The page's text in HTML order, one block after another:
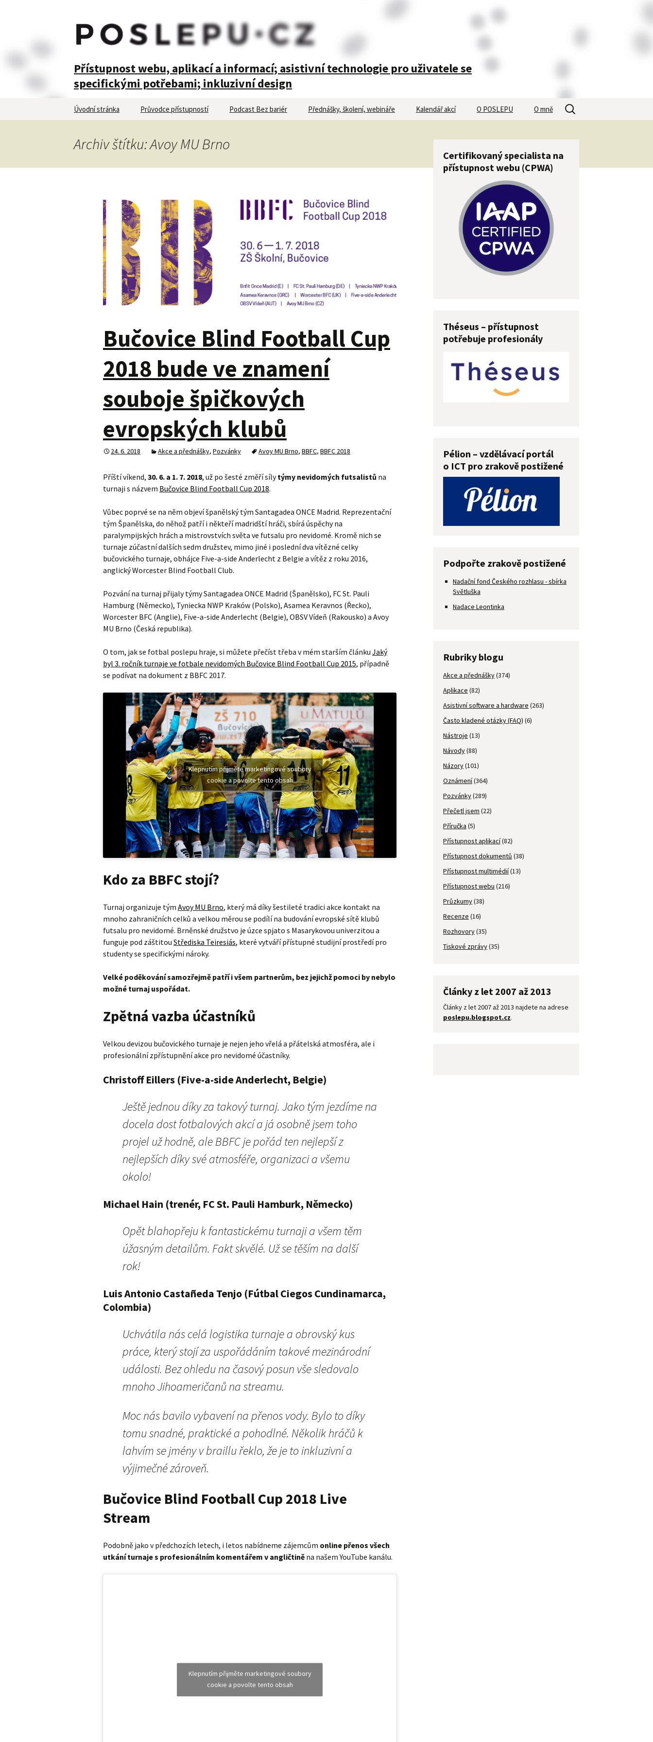
POSLEPU
Přístupnost webu, aplikací a informací; asistivní technologie pro uživatele se
specifickými potřebami; inkluzivní design
Přejít
webu
Úvodní stránka Průvodce přístupností Podcast Bez bariér Přednášky, školení, webináře Kalendář akcí O POSLEPU O mně
Vyhledávání
Archiv štítku: Avoy MU Brno
Bučovice Blind Football Cup
2018 bude ve znamení
souboje špičkových
evropských klubů
24. 6. 2018 Akce a přednášky, Pozvánky Avoy MU Brno, BBFC, BBFC 2018
Příští víkend, 30. 6. a 1. 7. 2018, už po šesté změří sílytýmy nevidomých futsalistů na
turnaji s názvem Bučovice Blind Football Cup 2018.
Vůbec poprvé se na něm objeví španělský tým Santagadea ONCE Madrid. Reprezentační
tým Španělska, do něhož patří i někteří madridští hráči, sbírá úspěchy na
paralympijských hrách a mistrovstvích světa ve futsalu pro nevidomé. Kromě nich se
turnaje zúčastní dalších sedm družstev, mimo jiné i poslední dva vítězné celky
bučovického turnaje, obhájce Five-a-side Anderlecht z Belgie a vítěz z roku 2016,
anglický Worcester Blind Football Club.
Pozvání na turnaj přijaly týmy Santagadea ONCE Madrid (Španělsko), FC St. Pauli
Hamburg (Německo), Tyniecka NWP Kraków (Polsko), Asamea Keravnos (Řecko),
Worcester BFC (Anglie), Five-a-side Anderlecht (Belgie), OBSV Vídeň (Rakousko) a Avoy
MU Brno (Česká republika).
O tom, jak se fotbal poslepu hraje, si můžete přečíst třeba v mém starším článku Jaký
byl 3. ročník turnaje ve fotbale nevidomých Bučovice Blind Football Cup 2015, případně
se podívat na dokument z BBFC 2017.
Klepnutím přijměte marketingové soubory
cookie a povolte tento obsah
Kdo za BBFC stojí?
Turnaj organizuje tým Avoy MU Brno, který má díky šestileté tradici akce kontakt na
mnoho zahraničních celků a velkou měrou se podílí na budování evropské sítě klubů
futsalu pro nevidomé. Brněnské družstvo je úzce spjato s Masarykovou univerzitou a
funguje pod záštitou Střediska Teiresiás, které vytváří přístupné studijní prostředí pro
studenty se specifickými nároky.
Velké poděkování samozřejmě patří i všem partnerům, bez jejichž pomoci by nebylo
možné turnaj uspořádat.
Zpětná vazba účastníků
Velkou devizou bučovického turnaje je nejen jeho vřelá a přátelská atmosféra, ale i
profesionální zpřístupnění akce pro nevidomé účastníky.
Christoff Eillers (Five-a-side Anderlecht, Belgie)
Ještě jednou díky za takový turnaj. Jako tým jezdíme na
docela dost fotbalových akcí a já osobně jsem toho
projel už hodně, ale BBFC je pořád ten nejlepší z
nejlepších díky své atmosféře, organizaci a všemu
okolo!
Michael Hain (trenér, FC St. Pauli Hamburk, Německo)
Opět blahopřeju k fantastickému turnaji a všem těm
úžasným detailům. Fakt skvělé. Už se těším na další
rok!
Luis Antonio Castañeda Tenjo (Fútbal Ciegos Cundinamarca,
Colombia)
Uchvátila nás celá logistika turnaje a obrovský kus
práce, který stojí za uspořádáním takové mezinárodní
události. Bez ohledu na časový posun vše sledovalo
mnoho Jihoameričanů na streamu.
Moc nás bavilo vybavení na přenos vody. Bylo to díky
tomu snadné, praktické a pohodlné. Několik hráčů k
lahvím se jmény v braillu řeklo, že je to inkluzivní a
výjimečné zároveň.
Bučovice Blind Football Cup 2018 Live
Stream
Podobně jako v předchozích letech, i letos nabídneme zájemcům online přenos všech
utkání turnaje s profesionálním komentářem v angličtině na našem YouTube kanálu.
Klepnutím přijměte marketingové soubory
cookie a povolte tento obsah
Certifikovaný specialista na
přístupnost webu (CPWA)
Théseus – přístupnost
potřebuje profesionály
Pélion – vzdělávací portál
o ICT pro zrakově postižené
Podpořte zrakově postižené
Nadační fond Českého rozhlasu - sbírka
Světluška
Nadace Leontinka
Rubriky blogu
Akce a přednášky(374)
Aplikace (82)
Asistivní software a hardware (263)
Často kladené otázky (FAQ) (6)
Nástroje (13)
Návody(88)
Názory(101)
Oznámení(364)
Pozvánky(289)
Přečetl jsem (22)
Příručka (5)
Přístupnost aplikací(82)
Přístupnost dokumentů (38)
Přístupnost multimédií(13)
Přístupnost webu (216)
Průzkumy(38)
Recenze (16)
Rozhovory(35)
Tiskové zprávy(35)
Články z let 2007 až 2013
Články z let 2007 až 2013 najdete na adrese
poslepu.blogspot.cz.